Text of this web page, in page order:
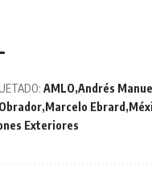
AMLO Andrés Manuel
Marcelo Ebrard
Exteriores